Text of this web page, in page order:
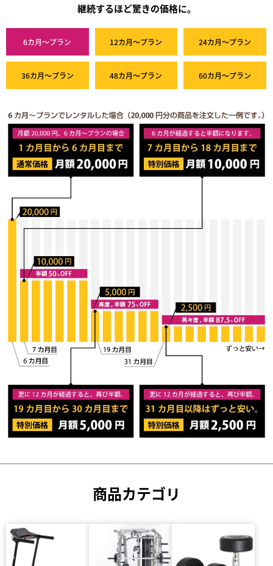
継続するほど驚きの価格に。
6カ月～プラン 12カ月～プラン 24カ月～プラン
36カ月～プラン 48カ月～プラン 60カ月～プラン
商品カテゴリ